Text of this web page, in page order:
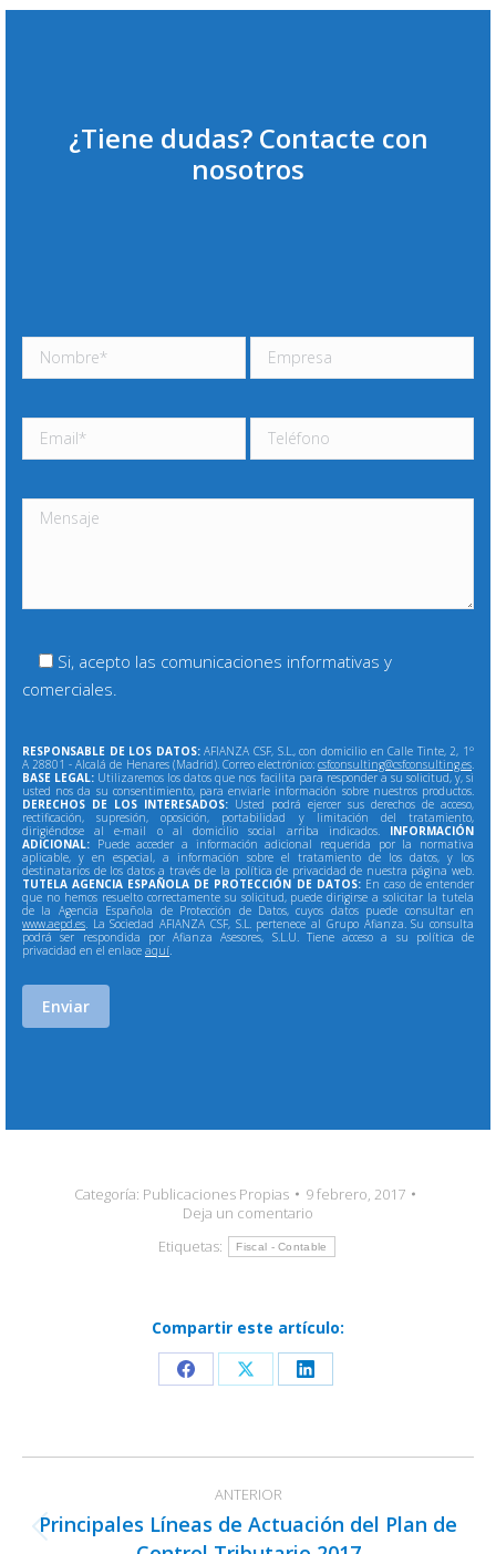
¿Tiene dudas? Contacte con
nosotros
Si, acepto las comunicaciones informativas y
comerciales.
RESPONSABLE DE LOS DATOS:AFIANZA CSF, S.L., con domicilio en Calle Tinte, 2, 1º
A 28801 - Alcalá de Henares (Madrid). Correo electrónico: csfconsulting@csfconsulting.es.
BASE LEGAL: Utilizaremos los datos que nos facilita para responder a su solicitud, y, si
usted nos da su consentimiento, para enviarle información sobre nuestros productos.
DERECHOS DE LOS INTERESADOS: Usted podrá ejercer sus derechos de acceso,
rectificación, supresión, oposición, portabilidad y limitación del tratamiento,
dirigiéndose al e-mail o al domicilio social arriba indicados. INFORMACIÓN
ADICIONAL: Puede acceder a información adicional requerida por la normativa
aplicable, y en especial, a información sobre el tratamiento de los datos, y los
destinatarios de los datos a través de la política de privacidad de nuestra página web.
TUTELA AGENCIA ESPAÑOLA DE PROTECCIÓN DE DATOS:En caso de entender
que no hemos resuelto correctamente su solicitud, puede dirigirse a solicitar la tutela
de la Agencia Española de Protección de Datos, cuyos datos puede consultar en
www.aepd.es. La Sociedad AFIANZA CSF, S.L. pertenece al Grupo Afianza. Su consulta
podrá ser respondida por Afianza Asesores, S.L.U. Tiene acceso a su política de
privacidad en el enlace aquí.
Categoría: Publicaciones Propias
9 febrero, 2017
Deja un comentario
Etiquetas:
Fiscal - Contable
Compartir este artículo:
Share
Facebook
Share
X
Share
LinkedIn
entre
publicaciones
ANTERIOR
Publicación
Principales Líneas de Actuación del Plan de